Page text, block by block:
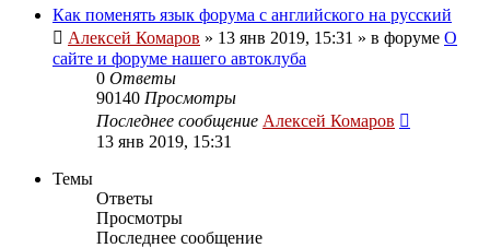
Как поменять язык форума с английского на русский
Алексей Комаров » 13 янв 2019, 15:31 » в форуме О
сайте и форуме нашего автоклуба
0 Ответы
90140 Просмотры
Последнее сообщение Алексей Комаров
13 янв 2019, 15:31
Темы
Ответы
Просмотры
Последнее сообщение